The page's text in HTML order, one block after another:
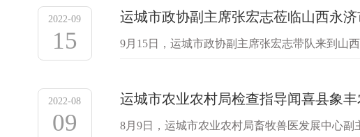
2022-09
15
运城市政协副主席张宏志莅临山西永
9月15日，运城市政协副主席张宏志带队来到山
2022-08
09
运城市农业农村局检查指导闻喜县象
8月9日，运城市农业农村局畜牧兽医发展中心